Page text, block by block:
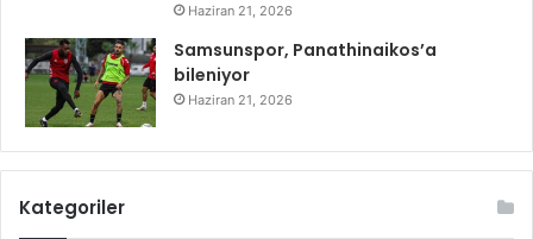
Haziran 21, 2026
Samsunspor, Panathinaikos’a
bileniyor
Haziran 21, 2026
Kategoriler